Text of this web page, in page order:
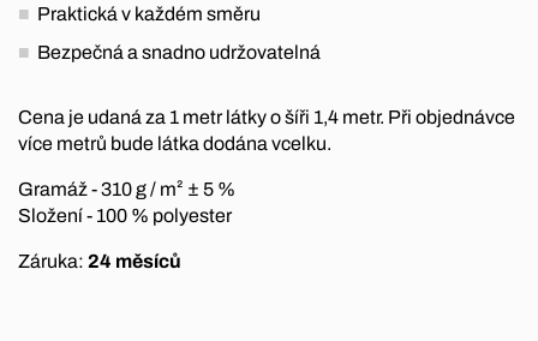
Praktická v každém směru
Bezpečná a snadno udržovatelná
Cena je udaná za 1 metr látky o šíři 1,4 metr. Při objednávce
více metrů bude látka dodána vcelku.
Gramáž - 310 g / m² ± 5 %
Složení - 100 % polyester
Záruka: 24 měsíců